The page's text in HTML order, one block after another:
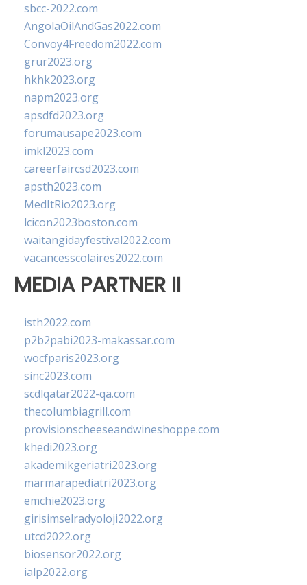
sbcc-2022.com
AngolaOilAndGas2022.com
Convoy4Freedom2022.com
grur2023.org
hkhk2023.org
napm2023.org
apsdfd2023.org
forumausape2023.com
imkl2023.com
careerfaircsd2023.com
apsth2023.com
MedItRio2023.org
lcicon2023boston.com
waitangidayfestival2022.com
vacancesscolaires2022.com
MEDIA PARTNER II
isth2022.com
p2b2pabi2023-makassar.com
wocfparis2023.org
sinc2023.com
scdlqatar2022-qa.com
thecolumbiagrill.com
provisionscheeseandwineshoppe.com
khedi2023.org
akademikgeriatri2023.org
marmarapediatri2023.org
emchie2023.org
girisimselradyoloji2022.org
utcd2022.org
biosensor2022.org
ialp2022.org